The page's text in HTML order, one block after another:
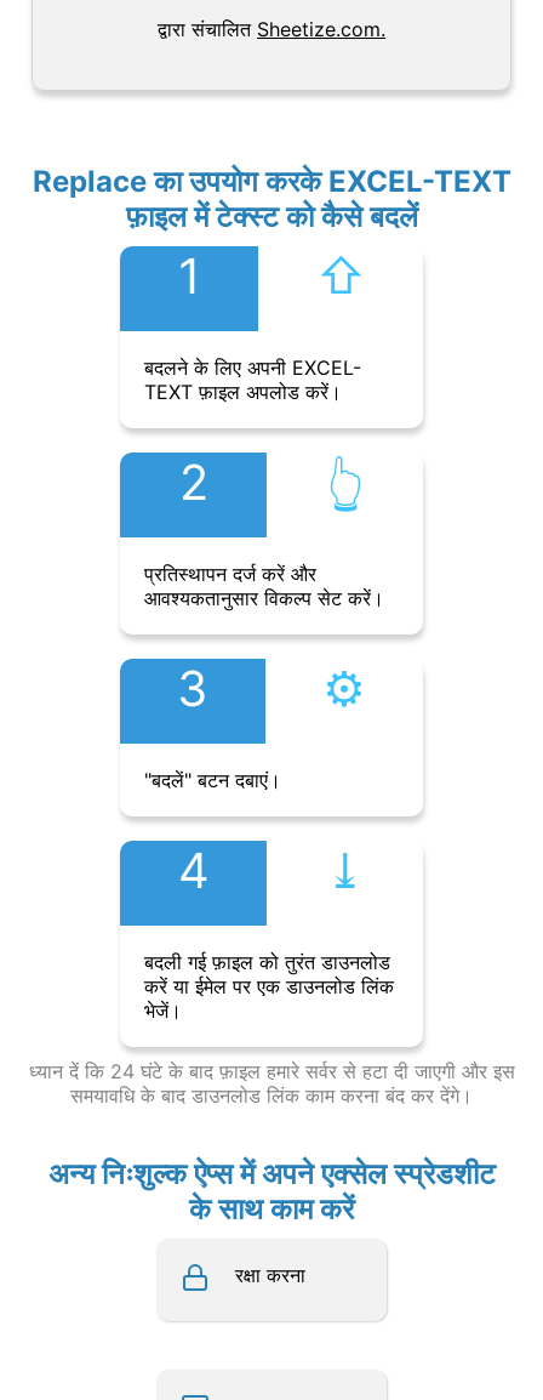
द्वारा संचालित Sheetize.com.
Replace का उपयोग करके EXCEL-TEXT
फ़ाइल में टेक्स्ट को कैसे बदलें
1 ⇧︎
बदलने के लिए अपनी EXCEL-
TEXT फ़ाइल अपलोड करें।
2 👆︎
प्रतिस्थापन दर्ज करें और
आवश्यकतानुसार विकल्प सेट करें।
3 ⚙︎
"बदलें" बटन दबाएं।
4 ⤓︎
बदली गई फ़ाइल को तुरंत डाउनलोड
करें या ईमेल पर एक डाउनलोड लिंक
भेजें।
ध्यान दें कि 24 घंटे के बाद फ़ाइल हमारे सर्वर से हटा दी जाएगी और इस
समयावधि के बाद डाउनलोड लिंक काम करना बंद कर देंगे।
अन्य निःशुल्क ऐप्स में अपने एक्सेल स्प्रेडशीट
के साथ काम करें
रक्षा करना